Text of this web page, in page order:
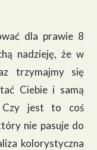
dla prawie 8
nadzieję, że w
trzymajmy się
Ciebie i samą
Czy jest to coś
nie pasuje do
kolorystyczna